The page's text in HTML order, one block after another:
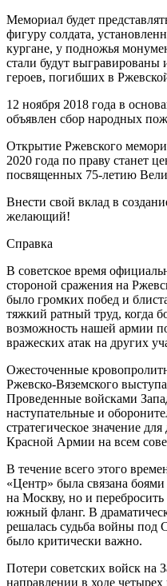
Мемориал будет
фигуру солдата,
кургане, у подножья
стали будут выгравированы
героев, погибших в
12 ноября 2018 года в
объявлен сбор народных
Открытие Ржевского
2020 года по праву станет
посвященных 75-летию
Внести свой вклад в
желающий!
Справка
В советское время
стороной сражения на
было громких побед и
тяжкий ратный труд, когда
возможность нашей армии
вражеских атак на других
Ожесточенные
Ржевско-Вяземского
Проведенные войсками
наступательные и
стратегическое значение
Красной Армии на всем
В течение всего этого
«Центр» была связана
на Москву, но и
южный фланг. В
решалась судьба войны под
было критически важно.
Потери советских войск на
направлении в ходе